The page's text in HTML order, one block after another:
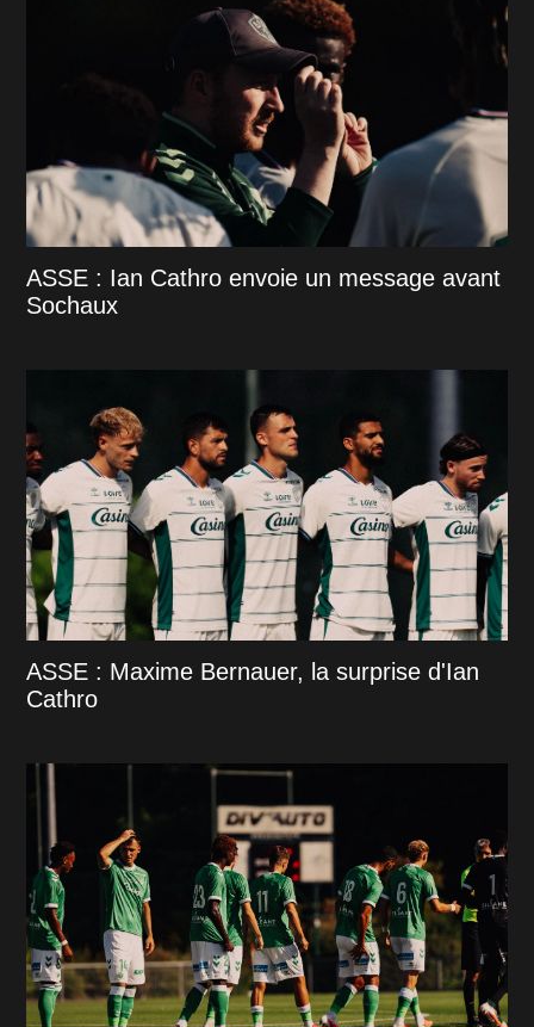
ASSE : Ian Cathro envoie un message avant
Sochaux
ASSE : Maxime Bernauer, la surprise d'Ian
Cathro